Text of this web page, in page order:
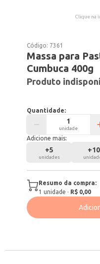
Clique na
Código: 7361
Massa para
Cumbuca 400g
Produto
Quantidade:
unidade
Adicione mais:
+5
unidades
+10
Resumo da compra:
1 unidade · R$ 0,00